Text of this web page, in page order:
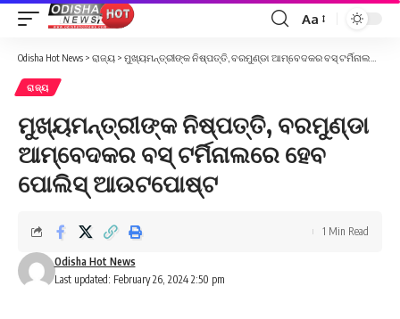
Font
Aa
Odisha Hot News > ରାଜ୍ୟ > ମୁଖ୍ୟମନ୍ତ୍ରୀଙ୍କ ନିଷ୍ପତ୍ତି, ବରମୁଣ୍ଡା ଆମ୍ବେଦକର ବସ୍‌ ଟର୍ମିନାଲରେ ହେବ ପୋଲିସ୍‌ ଆଉଟପୋଷ୍ଟ
ରାଜ୍ୟ
ମୁଖ୍ୟମନ୍ତ୍ରୀଙ୍କ ନିଷ୍ପତ୍ତି, ବରମୁଣ୍ଡା
ଆମ୍ବେଦକର ବସ୍‌ ଟର୍ମିନାଲରେ ହେବ
ପୋଲିସ୍‌ ଆଉଟପୋଷ୍ଟ
Last updated: February 26, 2024 2:50 pm
Odisha Hot News
1 Min Read